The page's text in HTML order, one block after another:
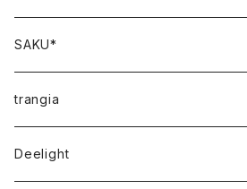
SAKU*
trangia
Deelight